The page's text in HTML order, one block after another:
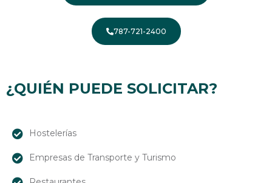
787-721-2400
¿QUIÉN PUEDE SOLICITAR?
Hostelerías
Empresas de Transporte y Turismo